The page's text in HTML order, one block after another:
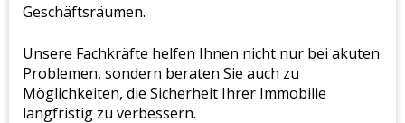
Geschäftsräumen.
Unsere Fachkräfte helfen Ihnen nicht nur bei akuten
Problemen, sondern beraten Sie auch zu
Möglichkeiten, die Sicherheit Ihrer Immobilie
langfristig zu verbessern.